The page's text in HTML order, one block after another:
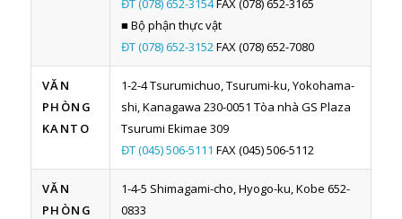
ĐT (078) 652-3154FAX (078) 652-3165
■ Bộ phận thực vật
ĐT (078) 652-3152FAX (078) 652-7080
VĂN
PHÒNG
KANTO
1-2-4 Tsurumichuo, Tsurumi-ku, Yokohama-
shi, Kanagawa 230-0051 Tòa nhà GS Plaza
Tsurumi Ekimae 309
ĐT (045) 506-5111 FAX (045) 506-5112
VĂN
PHÒNG
1-4-5 Shimagami-cho, Hyogo-ku, Kobe 652-
0833